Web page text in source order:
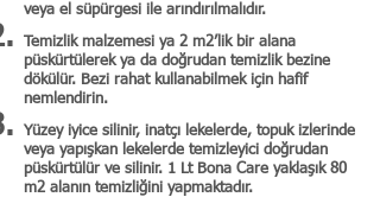
veya el süpürgesi ile arındırılmalıdır.
Temizlik malzemesi ya 2 m2’lik bir alana
püskürtülerek ya da doğrudan temizlik bezine
dökülür. Bezi rahat kullanabilmek için hafif
nemlendirin.
Yüzey iyice silinir, inatçı lekelerde, topuk izlerinde
veya yapışkan lekelerde temizleyici doğrudan
püskürtülür ve silinir. 1 Lt Bona Care yaklaşık 80
m2 alanın temizliğini yapmaktadır.